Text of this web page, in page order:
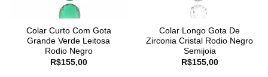
Colar Curto Com Gota
Grande Verde Leitosa
Rodio Negro
R$155,00
Colar Longo Gota De
Zirconia Cristal Rodio Negro
Semijoia
R$155,00